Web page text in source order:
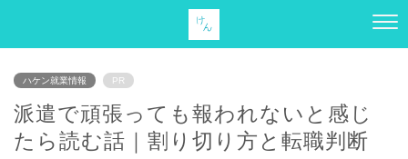
ハケン就業情報 PR
派遣で頑張っても報われないと感じ
たら読む話｜割り切り方と転職判断